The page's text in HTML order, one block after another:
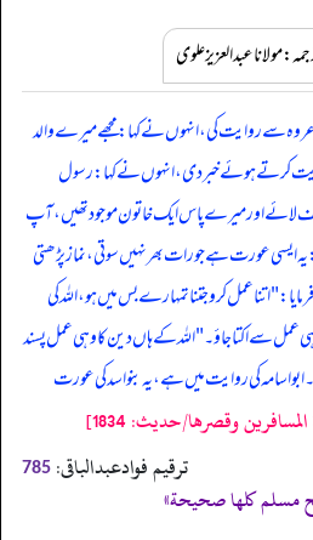
عبدالعزیز علوی
سے روایت کی، انہوں نے کہا: مجھے میرے والد
کرتے ہوئے خبر دی، انہوں نے کہا: رسول
اور میرے پاس ایک خاتون موجود تھیں، آپ
عورت ہے جو رات بھر نہیں سوتی، نماز پڑھتی
"اتنا عمل کرو جتنا تمہارے بس میں ہو، اللہ کی
عمل سے اکتا جاؤ۔" اللہ کے ہاں دین کا وہی عمل پسند
کی روایت میں ہے، یہ بنو اسد کی عورت
وقصرها/حدیث: 1834]
ترقیم فوادعبدالباقی: 785
مسلم كلها صحيحة»